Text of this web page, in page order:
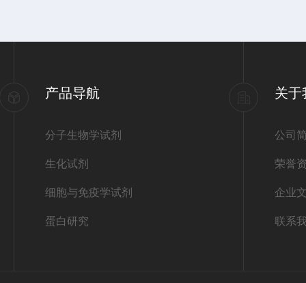
产品导航
分子生物学试剂
生化试剂
细胞与免疫学试剂
蛋白研究
关于
公司
荣誉
企业
联系